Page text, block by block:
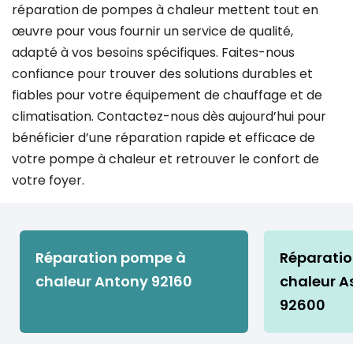
réparation de pompes à chaleur mettent tout en
œuvre pour vous fournir un service de qualité,
adapté à vos besoins spécifiques. Faites-nous
confiance pour trouver des solutions durables et
fiables pour votre équipement de chauffage et de
climatisation. Contactez-nous dès aujourd’hui pour
bénéficier d’une réparation rapide et efficace de
votre pompe à chaleur et retrouver le confort de
votre foyer.
Réparation pompe à
chaleur Antony 92160
chaleur
92600